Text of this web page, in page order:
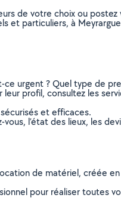
de votre choix ou
et particuliers, à
urgent ? Quel type de
profil, consultez les
et efficaces.
l’état des lieux, les
de matériel, créée
pour réaliser toutes